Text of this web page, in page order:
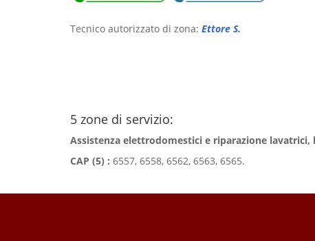
Tecnico autorizzato di zona: Ettore S.
5 zone di servizio:
Assistenza elettrodomestici e riparazione
CAP (5) : 6557, 6558, 6562, 6563, 6565.